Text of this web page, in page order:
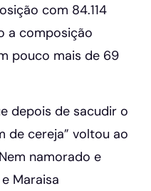
com 84.114
a composição
pouco mais de 69
depois de sacudir o
de cereja” voltou ao
namorado e
Maraisa